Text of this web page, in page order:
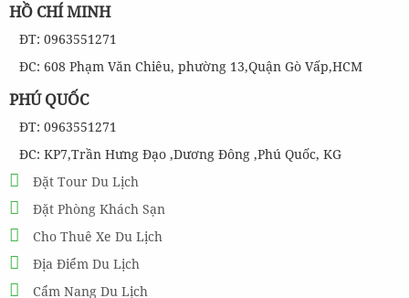
HỒ CHÍ MINH
ĐT: 0963551271
ĐC: 608 Phạm Văn Chiêu, phường 13,Quận Gò Vấp,HCM
PHÚ QUỐC
ĐT: 0963551271
ĐC: KP7,Trần Hưng Đạo ,Dương Đông ,Phú Quốc, KG
Đặt Tour Du Lịch
Đặt Phòng Khách Sạn
Cho Thuê Xe Du Lịch
Địa Điểm Du Lịch
Cẩm Nang Du Lịch